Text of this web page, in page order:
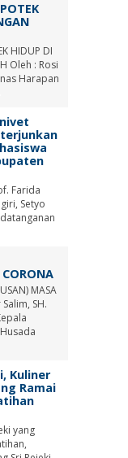
HIDUP DI
Oleh : Rosi
Harapan
Farida
Setyo
MASA
SH.
Kuliner
Ramai
yang